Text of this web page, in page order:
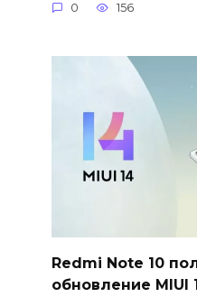
0 156
Redmi Note 10
обновление MIUI